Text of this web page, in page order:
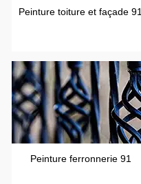
Peinture toiture et façade 91
Peinture ferronnerie 91